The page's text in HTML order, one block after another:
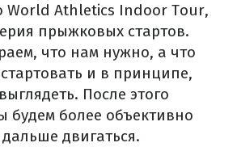
World Athletics Indoor Tour,
прыжковых стартов.
что нам нужно, а что
и в принципе,
После этого
будем более объективно
двигаться.